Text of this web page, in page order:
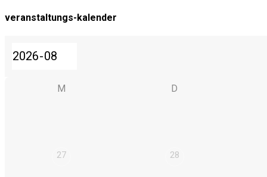
veranstaltungs-kalender
M D
27 28